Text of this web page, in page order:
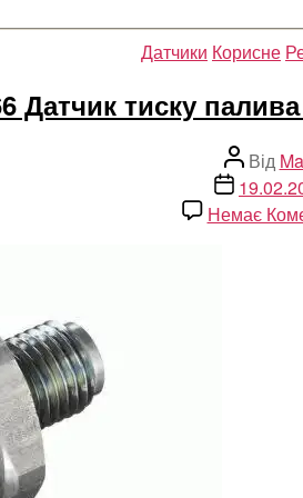
Датчики Корисне
Датчик тиску
Автор
запису
Від
Дата
запису
Немає